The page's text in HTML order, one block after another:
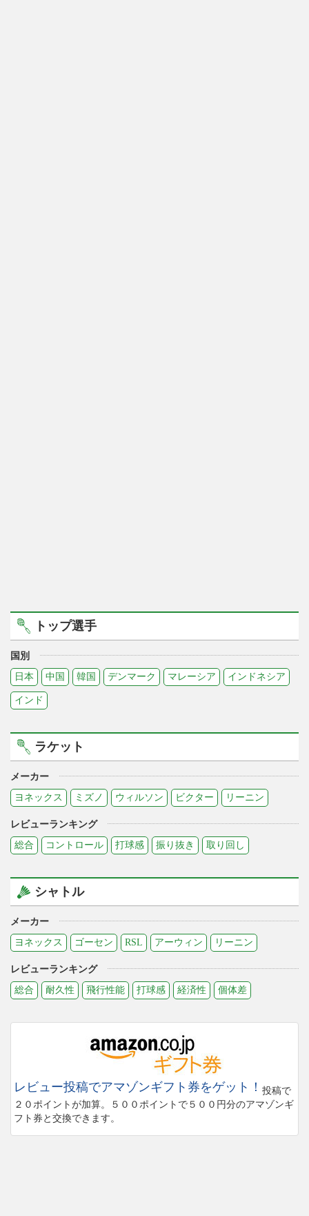
トップ選手
国別
日本
中国 韓国 デンマーク マレーシア インドネシア
インド
ラケット
メーカー
ヨネックス
ミズノ ウィルソン ビクター リーニン
レビューランキング
総合
コントロール 打球感 振り抜き 取り回し
シャトル
メーカー
ヨネックス
ゴーセン RSL アーウィン リーニン
レビューランキング
総合
耐久性 飛行性能 打球感 経済性 個体差
レビュー投稿でアマゾンギフト券をゲット！ 投稿で
２０ポイントが加算。５００ポイントで５００円分のアマゾンギ
フト券と交換できます。